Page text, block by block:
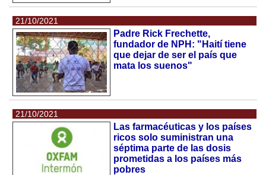
21/10/2021
Padre Rick Frechette,
fundador de NPH: "Haití tiene
que dejar de ser el país que
mata los suenos"
21/10/2021
Las farmacéuticas y los países
ricos solo suministran una
séptima parte de las dosis
prometidas a los países más
pobres